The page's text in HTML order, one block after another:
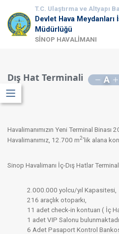
T.C. Ulaştırma ve Altyapı
Devlet Hava Meydanları
Müdürlüğü
SİNOP HAVALİMANI
Dış Hat Terminali A
Havalimanımızın Yeni Terminal Binası
Havalimanımız, 12.700 m2'lik alana
Sinop Havalimanı İç-Dış Hatlar Terminal
2.000.000 yolcu/yıl Kapasitesi,
216 araçlık otoparkı,
11 adet check-in kontuarı ( İç
1 adet VIP Salonu
6 Adet Pasaport Kontrol